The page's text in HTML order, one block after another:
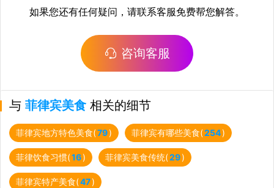
如果您还有任何疑问，请联系客服免费帮您解答。
咨询客服
与 菲律宾美食 相关的细节
菲律宾地方特色美食(79) 菲律宾有哪些美食(254)
菲律饮食习惯(16) 菲律宾美食传统(29)
菲律宾特产美食(47)